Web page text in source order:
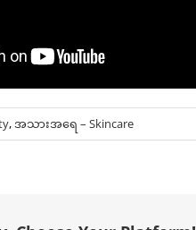
,အသားအရေ – Skincare